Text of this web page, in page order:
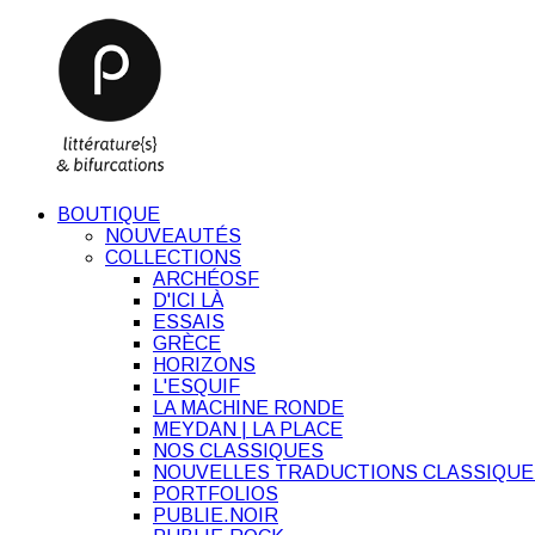
BOUTIQUE
NOUVEAUTÉS
COLLECTIONS
ARCHÉOSF
D'ICI LÀ
ESSAIS
GRÈCE
HORIZONS
L'ESQUIF
LA MACHINE RONDE
MEYDAN | LA PLACE
NOS CLASSIQUES
NOUVELLES TRADUCTIONS
PORTFOLIOS
PUBLIE.NOIR